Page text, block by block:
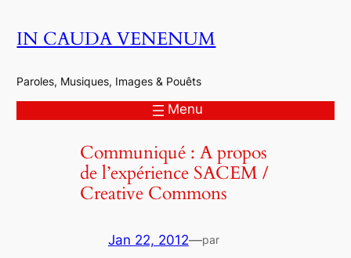
auIN CAUDA VENENUM
Paroles, Musiques, Images & Pouêts
Menu
Communiqué : A propos
de l’expérience SACEM /
Creative Commons
Jan 22, 2012—par